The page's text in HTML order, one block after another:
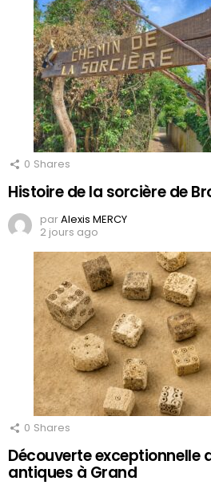
0 Shares
Histoire de la sorcière de
parAlexis MERCY
2 jours ago
0 Shares
Découverte exceptionnelle
antiques à Grand